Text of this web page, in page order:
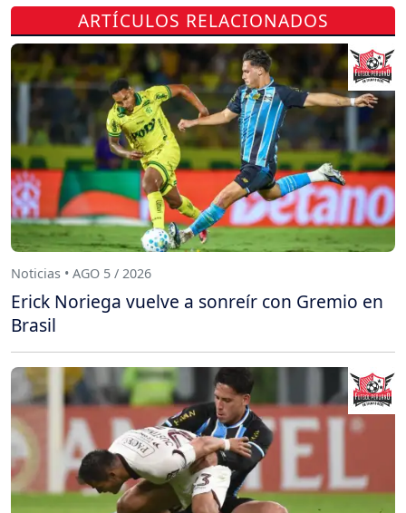
ARTÍCULOS RELACIONADOS
Noticias • AGO 5 / 2026
Erick Noriega vuelve a sonreír con Gremio en
Brasil